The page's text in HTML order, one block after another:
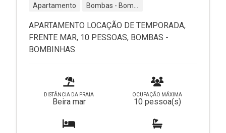
Apartamento
APARTAMENTO LOCAÇÃO DE TEMPORADA,
FRENTE MAR, 10 PESSOAS, BOMBAS -
BOMBINHAS
DISTÂNCIA DA PRAIA
Beira mar
OCUPAÇÃO MÁXIMA
10 pessoa(s)